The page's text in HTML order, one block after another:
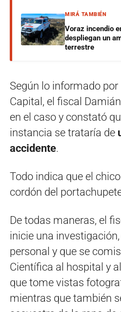
MIRÁ TAMBIÉN
Voraz incendio
despliegan un
terrestre
Según lo informado
Capital, el fiscal
en el caso y constató
instancia se trataría de
accidente.
Todo indica que el
cordón del
De todas maneras, el
inicie una
personal y que se
Científica al hospital y
que tome vistas
mientras que también